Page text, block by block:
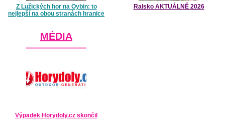
Z Lužických hor na Oybin: to
nejlepší na obou stranách hranice
Ralsko AKTUÁLNĚ 2026
MÉDIA
Výpadek Horydoly.cz skončil